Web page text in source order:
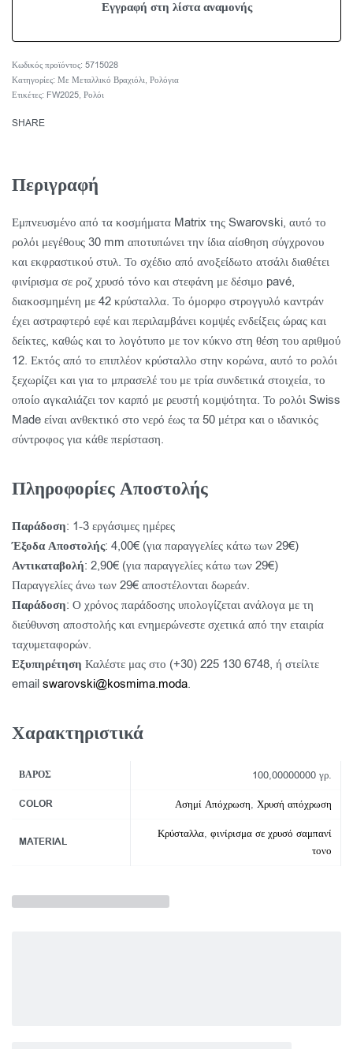
5715028
Κατηγορίες: Με Μεταλλικό Βραχιόλι, Ρολόγια
Ετικέτες: FW2025, Ρολόι
SHARE
Περιγραφή
Εμπνευσμένο από τα κοσμήματα Matrix της Swarovski, αυτό το
ρολόι μεγέθους 30 mm αποτυπώνει την ίδια αίσθηση σύγχρονου
και εκφραστικού στυλ. Το σχέδιο από ανοξείδωτο ατσάλι διαθέτει
φινίρισμα σε ροζ χρυσό τόνο και στεφάνη με δέσιμο pavé,
διακοσμημένη με 42 κρύσταλλα. Το όμορφο στρογγυλό καντράν
έχει αστραφτερό εφέ και περιλαμβάνει κομψές ενδείξεις ώρας και
δείκτες, καθώς και το λογότυπο με τον κύκνο στη θέση του αριθμού
12. Εκτός από το επιπλέον κρύσταλλο στην κορώνα, αυτό το ρολόι
ξεχωρίζει και για το μπρασελέ του με τρία συνδετικά στοιχεία, το
οποίο αγκαλιάζει τον καρπό με ρευστή κομψότητα. Το ρολόι Swiss
Made είναι ανθεκτικό στο νερό έως τα 50 μέτρα και ο ιδανικός
σύντροφος για κάθε περίσταση.
Πληροφορίες Αποστολής
Παράδοση: 1-3 εργάσιμες ημέρες
Έξοδα Αποστολής: 4,00€ (για παραγγελίες κάτω των 29€)
Αντικαταβολή: 2,90€ (για παραγγελίες κάτω των 29€)
Παραγγελίες άνω των 29€ αποστέλονται δωρεάν.
Παράδοση: Ο χρόνος παράδοσης υπολογίζεται ανάλογα με τη
διεύθυνση αποστολής και ενημερώνεστε σχετικά από την εταιρία
ταχυμεταφορών.
Εξυπηρέτηση Καλέστε μας στο (+30) 225 130 6748, ή στείλτε
email swarovski@kosmima.moda.
Χαρακτηριστικά
ΒΆΡΟΣ 100,00000000 γρ.
COLOR Ασημί Απόχρωση, Χρυσή απόχρωση
MATERIAL
Κρύσταλλα, φινίρισμα σε χρυσό σαμπανί
τονο